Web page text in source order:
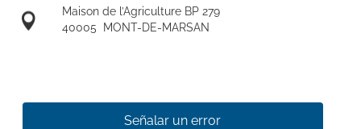
Maison de l’Agriculture BP 279
40005 MONT-DE-MARSAN
Señalar un error